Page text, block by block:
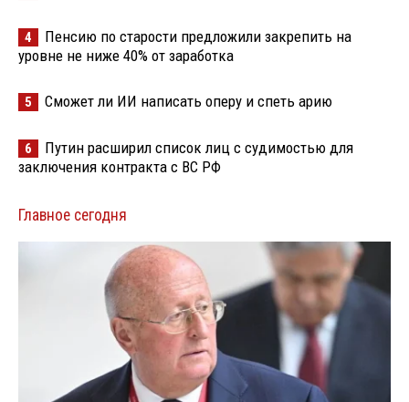
4
Пенсию по старости предложили закрепить на
уровне не ниже 40% от заработка
5 Сможет ли ИИ написать оперу и спеть арию
6
Путин расширил список лиц с судимостью для
заключения контракта с ВС РФ
Главное сегодня